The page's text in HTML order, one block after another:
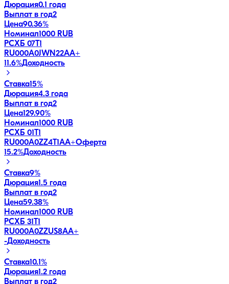
Дюрация0.1 года
Выплат в год2
Цена90.36%
Номинал1000 RUB
РСХБ 07Т1
RU000A0JWN22AA+
11.6%Доходность
Ставка15%
Дюрация4.3 года
Выплат в год2
Цена129.90%
Номинал1000 RUB
РСХБ 01Т1
RU000A0ZZ4T1AA+Оферта
15.2%Доходность
Ставка9%
Дюрация1.5 года
Выплат в год2
Цена59.38%
Номинал1000 RUB
РСХБ 31Т1
RU000A0ZZUS8AA+
-Доходность
Ставка10.1%
Дюрация1.2 года
Выплат в год2